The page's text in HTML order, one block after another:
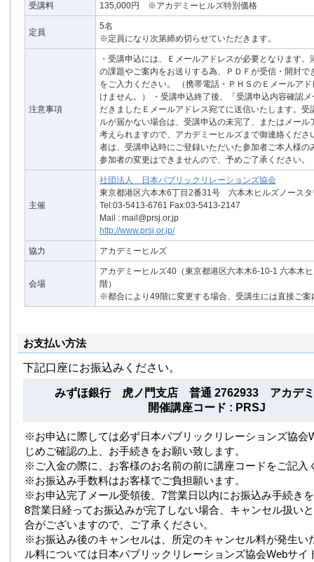
受講料 135,000円 ※アカデミーヒルズ特別価格
定員
5名
※定員になり次第締め切らせていただきます。
注意事項
・受講申込には、Ｅメールアドレスが必要となります。
の課題やご案内をお送りする為、ＰＤＦが受信・開封で
をご入力ください。 （携帯電話・ＰＨＳのＥメールア
けません。） ・受講申込終了後、「受講申込内容確認
だきましたＥメールアドレス宛てに送信いたします。受
ルが届かない場合は、受講申込の未完了、またはメール
考えられますので、アカデミーヒルズまで御連絡くださ
者は、受講申込時にご登録いただいた参加者ご本人様の
参加者の変更はできませんので、予めご了承ください。
主催
社団法人 日本パブリックリレーションズ協会
東京都港区六本木6丁目2番31号 六本木ヒルズノースタ
Tel:03-5413-6761 Fax:03-5413-2147
Mail : mail@prsj.or.jp
http://www.prsj.or.jp/
協力 アカデミーヒルズ
会場
アカデミーヒルズ40（東京都港区六本木6-10-1 六本木
階）
※都合により49階に変更する場合、受講生には直接ご案
お支払い方法
下記口座にお振込みください。
みずほ銀行 虎ノ門支店 普通 2762933 アカデミ
開催講座コード : PRSJ
※お申込に際しては必ず日本パブリックリレーションズ協会
じめご確認の上、お手続きをお願い致します。
※ご入金の際に、お客様のお名前の前に講座コードをご記入
※お振込み手数料はお客様でご負担願います。
※お申込完了メール受領後、7営業日以内にお振込み手続き
8営業日経ってお振込みが完了しない場合、キャンセル扱い
合がございますので、ご了承ください。
※お振込み後のキャンセルは、所定のキャンセル料が発生い
ル料については日本パブリックリレーションズ協会Webサイ